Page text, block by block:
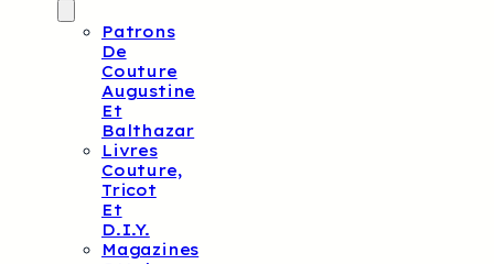
Patrons
De
Couture
Augustine
Et
Balthazar
Livres
Couture,
Tricot
Et
D.I.Y.
Magazines